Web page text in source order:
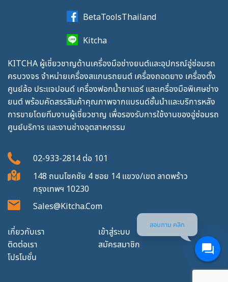
BetaToolsThailand
Kitcha
KITCHA ผู้เชี่ยวชาญด้านเครื่องมือช่างยนต์และอุปกรณ์อู่ซ่อมรถ
ครบวงจร จำหน่ายเครื่องสแกนรถยนต์ เครื่องถอดยาง เครื่องตั้ง
ศูนย์ล้อ ประแจปอนด์ เครื่องฟอกน้ำยาแอร์ และเครื่องมือพิเศษช่าง
ยนต์ พร้อมคัดสรรสินค้าคุณภาพจากแบรนด์ชั้นนำและบริการหลัง
การขายโดยทีมงานผู้เชี่ยวชาญ เพื่อรองรับการใช้งานของอู่ซ่อมรถ
ศูนย์บริการ และงานช่างอุตสาหกรรม
02-933-2814 ต่อ 101
148 ถนนโชคชัย 4 ซอย 14 แขวง/เขต ลาดพร้าว
กรุงเทพฯ 10230
Sales@kitcha.com
เกี่ยวกับเรา
ติดต่อเรา
โปรโมชั่น
เข้าสู่ระบบ
สมัครสมาชิก
สอบถาม คลิก